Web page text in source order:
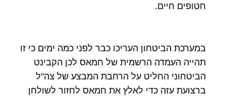
חטופים חיים.
במערכת הביטחון העריכו כבר לפני כמה ימים כי זו
תהייה העמדה הרשמית של חמאס לכן הקבינט
הביטחוני החליט על הרחבת המבצע של צה"ל
ברצועת עזה כדי לאלץ את חמאס לחזור לשולחן